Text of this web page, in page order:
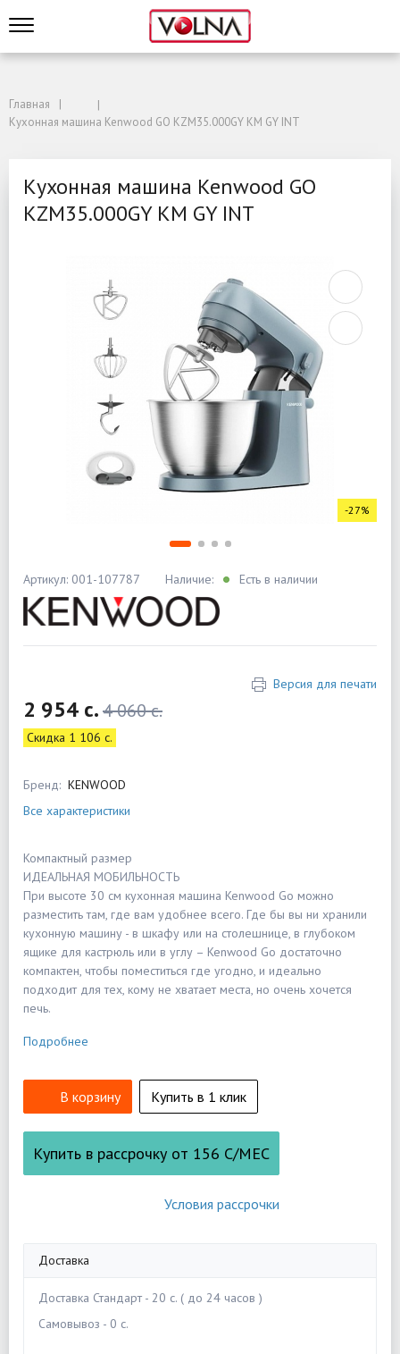
Главная
Кухонная машина Kenwood GO KZM35.000GY KM GY INT
Кухонная машина Kenwood GO
KZM35.000GY KM GY INT
-27%
Артикул: 001-107787 Наличие: Есть в наличии
Версия для печати
2 954 c.4 060 c.
Скидка 1 106 c.
Бренд: KENWOOD
Все характеристики
Компактный размер
ИДЕАЛЬНАЯ МОБИЛЬНОСТЬ
При высоте 30 см кухонная машина Kenwood Go можно
разместить там, где вам удобнее всего. Где бы вы ни хранили
кухонную машину - в шкафу или на столешнице, в глубоком
ящике для кастрюль или в углу – Kenwood Go достаточно
компактен, чтобы поместиться где угодно, и идеально
подходит для тех, кому не хватает места, но очень хочется
печь.
Подробнее
В корзину Купить в 1 клик
Купить в рассрочку от 156 С/МЕС
Условия рассрочки
Доставка
Доставка Стандарт - 20 c. ( до 24 часов )
Самовывоз - 0 c.